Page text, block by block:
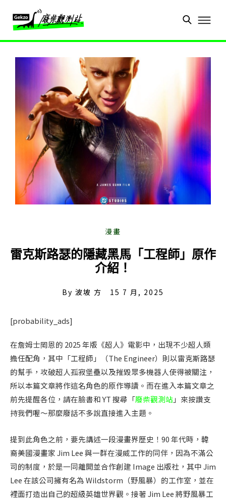
雷克斯路瑟的隱藏黑馬「工程師」原作
介紹！
By 波坡 方 15 7 月, 2025
[probability_ads]
在詹姆士岡恩的 2025 年版《超人》電影中，出現不少超人類
擔任配角，其中「工程師」（The Engineer）則以雷克斯路瑟
的幫手，攻破超人孤寂堡壘以及摧毀眾多機器人使得被關注，
所以本篇文章將作這名角色的原作導讀。而在進入本篇文章之
前先提醒各位，請在臉書和 YT 搜尋「廢柴觀測站」來按讚支
持我們喔～那麼廢話不多說直接進入主題。
提到此角色之前，要先講述一段漫畫界歷史！90 年代時，韓
裔美國漫畫家 Jim Lee 與一群在漫威工作的同伴，因為不滿公
司的制度，於是一同離開並合作創建 Image 出版社，其中 Jim
Lee 在該公司擁有名為 Wildstorm（野風暴）的工作室，並在
裡面打造出自己的超級英雄世界觀。接著 Jim Lee 將野風暴工